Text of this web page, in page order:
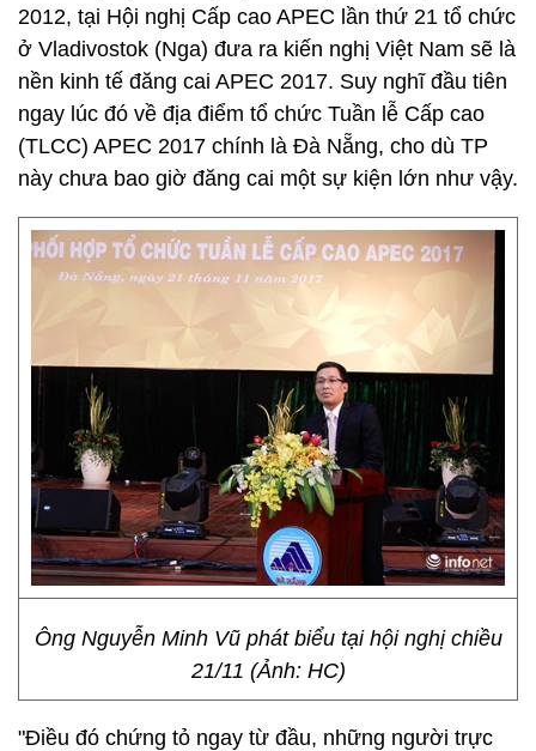
2012, tại Hội nghị Cấp cao APEC lần thứ 21 tổ chức
ở Vladivostok (Nga) đưa ra kiến nghị Việt Nam sẽ là
nền kinh tế đăng cai APEC 2017. Suy nghĩ đầu tiên
ngay lúc đó về địa điểm tổ chức Tuần lễ Cấp cao
(TLCC) APEC 2017 chính là Đà Nẵng, cho dù TP
này chưa bao giờ đăng cai một sự kiện lớn như vậy.
Ông Nguyễn Minh Vũ phát biểu tại hội nghị chiều
21/11 (Ảnh: HC)
"Điều đó chứng tỏ ngay từ đầu, những người trực